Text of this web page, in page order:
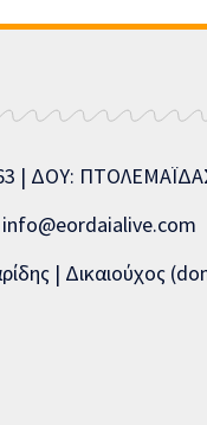
| ΔΟΥ:
| Δικαιούχος